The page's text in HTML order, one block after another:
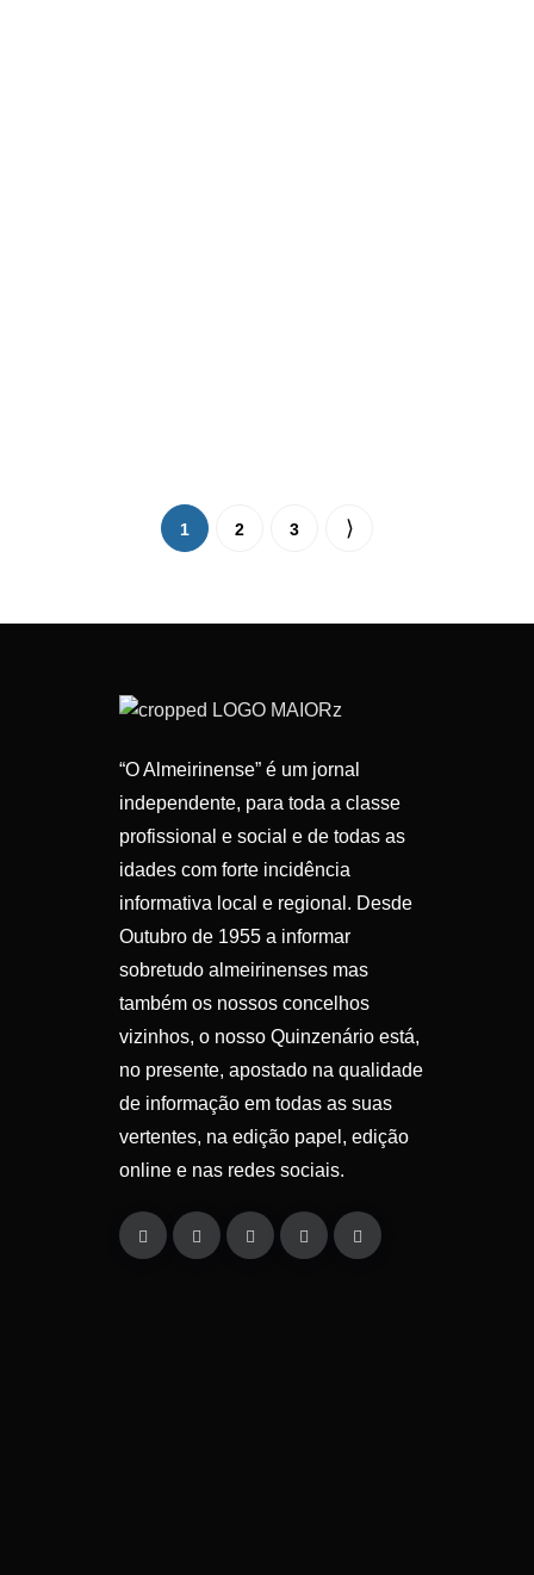
1 2 3
“O Almeirinense” é um jornal
independente, para toda a classe
profissional e social e de todas as
idades com forte incidência
informativa local e regional. Desde
Outubro de 1955 a informar
sobretudo almeirinenses mas
também os nossos concelhos
vizinhos, o nosso Quinzenário está,
no presente, apostado na qualidade
de informação em todas as suas
vertentes, na edição papel, edição
online e nas redes sociais.